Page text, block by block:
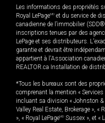
Les informations des propriétés
Royal LePageMD et du service de
canadienne de l’immobilier
inscriptions tenues par des
LePage et ses distributeurs.
garantie et devrait être
appartient à l'Association
REALTOR.ca Installation de
*Tous les bureaux sont des
comprenant la mention «
incluant sa division « Johnston &
Valley Real Estate, Brokerage », «
», « Royal LePageMD Sussex », et «